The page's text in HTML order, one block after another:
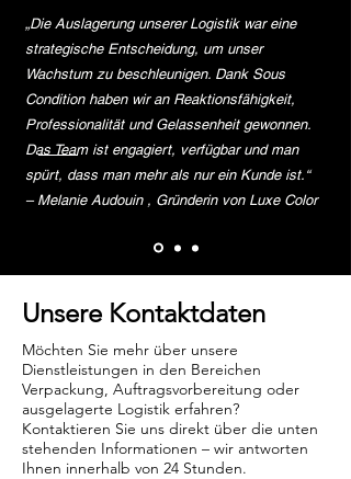
„Die Auslagerung unserer Logistik war eine
strategische Entscheidung, um unser
Wachstum zu beschleunigen. Dank Sous
Condition haben wir an Reaktionsfähigkeit,
Professionalität und Gelassenheit gewonnen.
Das Team ist engagiert, verfügbar und man
spürt, dass man mehr als nur ein Kunde ist.“
– Melanie Audouin , Gründerin von Luxe Color
Unsere Kontaktdaten
Möchten Sie mehr über unsere
Dienstleistungen in den Bereichen
Verpackung, Auftragsvorbereitung oder
ausgelagerte Logistik erfahren?
Kontaktieren Sie uns direkt über die unten
stehenden Informationen – wir antworten
Ihnen innerhalb von 24 Stunden.